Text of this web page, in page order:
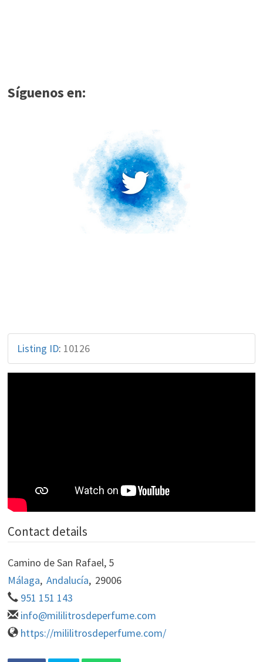
Síguenos en:
Listing ID: 10126
Contact details
Camino de San Rafael, 5
Málaga, Andalucía, 29006
951 151 143‬
info@mililitrosdeperfume.com
https://mililitrosdeperfume.com/